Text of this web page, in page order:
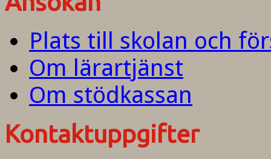
Plats till skolan och
Om lärartjänst
Om stödkassan
Kontaktuppgifter